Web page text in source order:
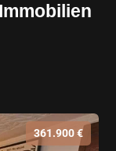
361.900 €